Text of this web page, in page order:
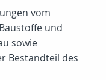
vom
und
sowie
Bestandteil des